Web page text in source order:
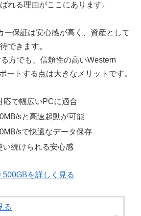
れる理由がここにあります。
ー保証は安心感が高く、資産として
できます。
方でも、信頼性の高いWestern
ートする点は大きなメリットです。
応で幅広いPCに適合
sと高速起動が可能
sで快適なデータ保存
い続けられる安心感
を詳しく見る
る